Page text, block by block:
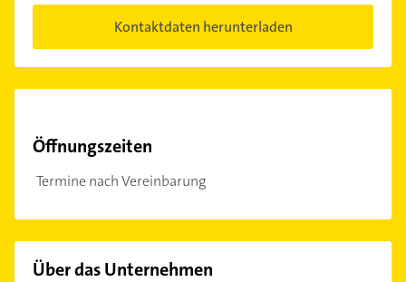
Kontaktdaten herunterladen
Öffnungszeiten
Termine nach Vereinbarung
Über das Unternehmen